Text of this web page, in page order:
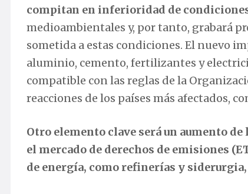
compitan en inferioridad de
medioambientales y, por tanto, grabará
sometida a estas condiciones. El nuevo
aluminio, cemento, fertilizantes y
compatible con las reglas de la
reacciones de los países más afectados,
Otro elemento clave será un aumento
el mercado de derechos de emisiones
de energía, como refinerías y